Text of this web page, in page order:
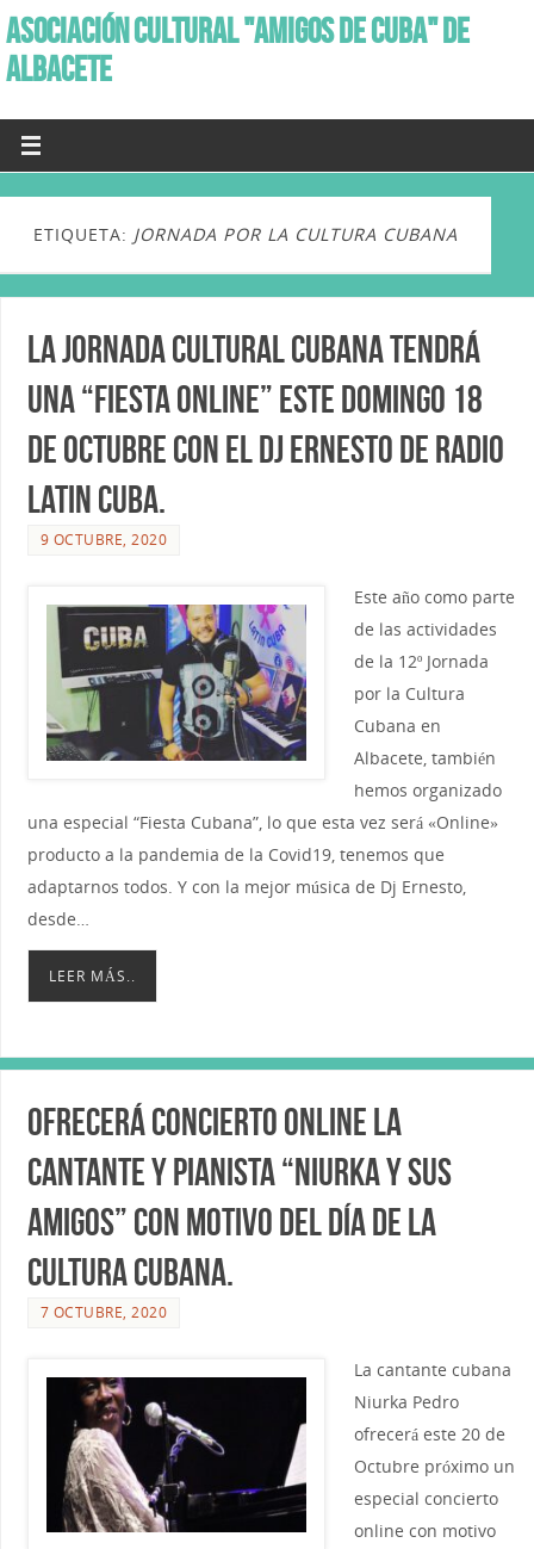
ASOCIACIÓN CULTURAL "AMIGOS DE CUBA" DE
ALBACETE
ETIQUETA: JORNADA POR LA CULTURA CUBANA
La Jornada Cultural Cubana tendrá
una “Fiesta online” este domingo 18
de Octubre con el Dj Ernesto de Radio
Latin Cuba.
9 OCTUBRE, 2020
Este año como parte
de las actividades
de la 12º Jornada
por la Cultura
Cubana en
Albacete, también
hemos organizado
una especial “Fiesta Cubana”, lo que esta vez será «Online»
producto a la pandemia de la Covid19, tenemos que
adaptarnos todos. Y con la mejor música de Dj Ernesto,
desde…
LEER MÁS..
Ofrecerá concierto Online La
cantante y pianista “Niurka y sus
Amigos” con motivo del Día de la
Cultura Cubana.
7 OCTUBRE, 2020
La cantante cubana
Niurka Pedro
ofrecerá este 20 de
Octubre próximo un
especial concierto
online con motivo